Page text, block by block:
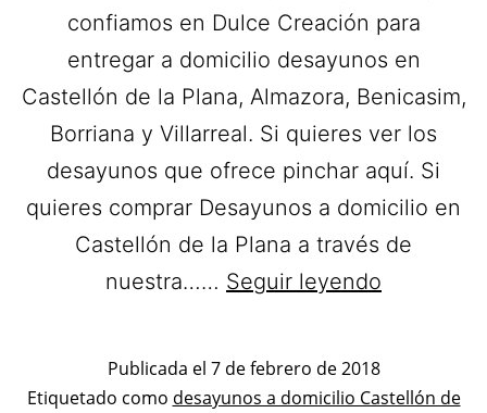
confiamos en Dulce Creación para
entregar a domicilio desayunos en
Castellón de la Plana, Almazora, Benicasim,
Borriana y Villarreal. Si quieres ver los
desayunos que ofrece pinchar aquí. Si
quieres comprar Desayunos a domicilio en
Castellón de la Plana a través de
nuestra…… Seguir leyendo
a
Publicada el 7 de febrero de 2018
Categorizado
Etiquetado como desayunos a domicilio Castellón de